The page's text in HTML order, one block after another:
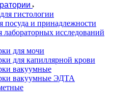
гистологии
посуда и принадлежности
лабораторных исследований
для мочи
для капиллярной крови
вакуумные
вакуумные ЭДТА